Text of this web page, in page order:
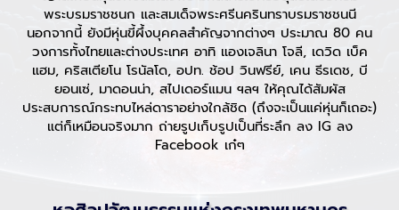
พระบรมราชชนก และสมเด็จพระศรีนครินทราบรมราชชนนี
นอกจากนี้ ยังมีหุ่นขี้ผึ้งบุคคลสำคัญจากต่างๆ ประมาณ 80 คน
วงการทั้งไทยและต่างประเทศ อาทิ แองเจลินา โจลี, เดวิด เบ็ค
แฮม, คริสเตียโน โรนัลโด, อปท. ช้อป วินฟรีย์, เคน ธีรเดช, บี
ยอนเซ่, มาดอนน่า, สไปเดอร์แมน ฯลฯ ให้คุณได้สัมผัส
ประสบการณ์กระทบไหล่ดาราอย่างใกล้ชิด (ถึงจะเป็นแค่หุ่นก็เถอะ)
แต่ก็เหมือนจริงมาก ถ่ายรูปเก็บรูปเป็นที่ระลึก ลง IG ลง
Facebook เก๋ๆ